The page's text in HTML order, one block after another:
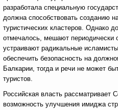
разработала специальную
должна способствовать созданию
туристических кластеров. Однако
отмечалось, мешают периодически
устраивают радикальные
обеспечить безопасность на
Балкарии, тогда и речи не может
туристов.
Российская власть рассматривает
возможность улучшения имиджа